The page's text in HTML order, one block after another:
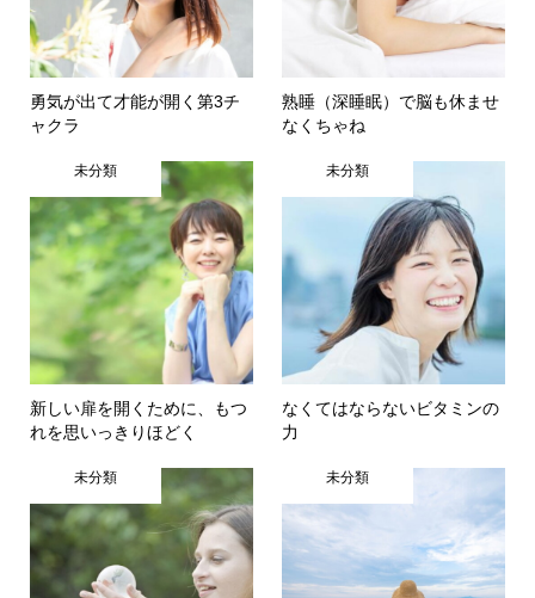
勇気が出て才能が開く第3チ
ャクラ
熟睡（深睡眠）で脳も休ませ
なくちゃね
未分類
新しい扉を開くために、もつ
れを思いっきりほどく
未分類
なくてはならないビタミンの
力
未分類 未分類